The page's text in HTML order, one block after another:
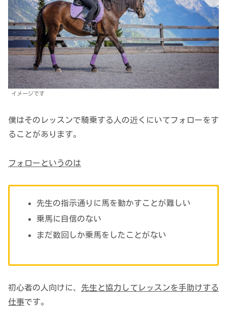
イメージです
僕はそのレッスンで騎乗する人の近くにいてフォローをす
ることがあります。
フォローというのは
先生の指示通りに馬を動かすことが難しい
乗馬に自信のない
まだ数回しか乗馬をしたことがない
初心者の人向けに、 先生と協力してレッスンを手助けする
仕事です。